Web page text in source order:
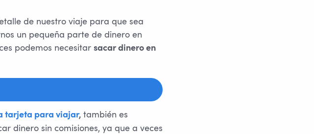
de nuestro viaje para que sea
un pequeña parte de dinero en
podemos necesitar sacar dinero en
tarjeta para viajar, también es
dinero sin comisiones, ya que a veces